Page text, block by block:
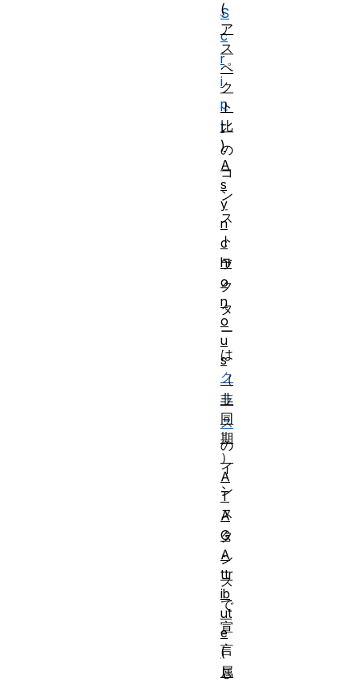
S
c
r
i
p
t
の
コ
ン
ス
ト
ラ
ク
タ
ー
は
ク
ラ
ス
の
イ
ン
ス
タ
ン
ス
で
宣
言
し
(
ア
ス
ペ
ク
ト
比
)
A
s
y
n
c
hr
o
n
o
u
s
（
非
同
期
）
A
T
A
G
A
ttr
ib
ut
e
(
属